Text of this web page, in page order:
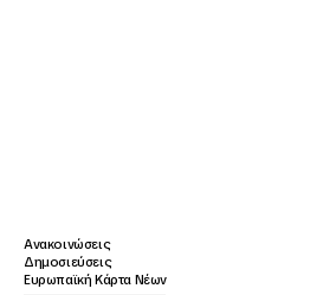
Ανακοινώσεις
Δημοσιεύσεις
Ευρωπαϊκή Κάρτα Νέων